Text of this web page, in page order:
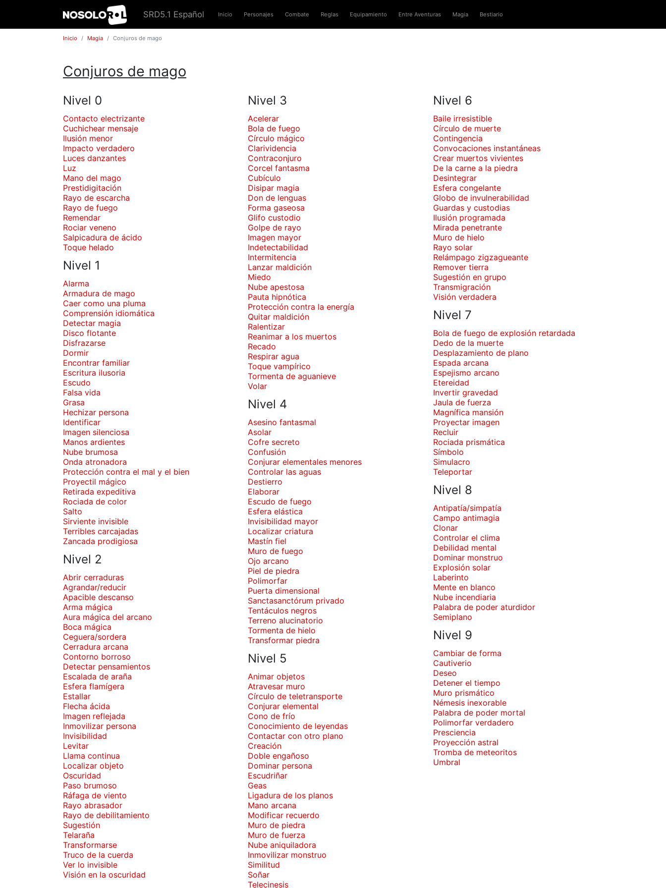
SRD5.1 Español Inicio Personajes Combate Reglas Equipamiento Entre Aventuras Magia Bestiario
Inicio Magia Conjuros de mago
Conjuros de mago
Nivel 0
Contacto electrizante
Cuchichear mensaje
Ilusión menor
Impacto verdadero
Luces danzantes
Luz
Mano del mago
Prestidigitación
Rayo de escarcha
Rayo de fuego
Remendar
Rociar veneno
Salpicadura de ácido
Toque helado
Nivel 1
Alarma
Armadura de mago
Caer como una pluma
Comprensión idiomática
Detectar magia
Disco flotante
Disfrazarse
Dormir
Encontrar familiar
Escritura ilusoria
Escudo
Falsa vida
Grasa
Hechizar persona
Identificar
Imagen silenciosa
Manos ardientes
Nube brumosa
Onda atronadora
Protección contra el mal y el bien
Proyectil mágico
Retirada expeditiva
Rociada de color
Salto
Sirviente invisible
Terribles carcajadas
Zancada prodigiosa
Nivel 2
Abrir cerraduras
Agrandar/reducir
Apacible descanso
Arma mágica
Aura mágica del arcano
Boca mágica
Ceguera/sordera
Cerradura arcana
Contorno borroso
Detectar pensamientos
Escalada de araña
Esfera flamígera
Estallar
Flecha ácida
Imagen reflejada
Inmovilizar persona
Invisibilidad
Levitar
Llama continua
Localizar objeto
Oscuridad
Paso brumoso
Ráfaga de viento
Rayo abrasador
Rayo de debilitamiento
Sugestión
Telaraña
Transformarse
Truco de la cuerda
Ver lo invisible
Visión en la oscuridad
Nivel 3
Acelerar
Bola de fuego
Círculo mágico
Clarividencia
Contraconjuro
Corcel fantasma
Cubículo
Disipar magia
Don de lenguas
Forma gaseosa
Glifo custodio
Golpe de rayo
Imagen mayor
Indetectabilidad
Intermitencia
Lanzar maldición
Miedo
Nube apestosa
Pauta hipnótica
Protección contra la energía
Quitar maldición
Ralentizar
Reanimar a los muertos
Recado
Respirar agua
Toque vampírico
Tormenta de aguanieve
Volar
Nivel 4
Asesino fantasmal
Asolar
Cofre secreto
Confusión
Conjurar elementales menores
Controlar las aguas
Destierro
Elaborar
Escudo de fuego
Esfera elástica
Invisibilidad mayor
Localizar criatura
Mastín fiel
Muro de fuego
Ojo arcano
Piel de piedra
Polimorfar
Puerta dimensional
Sanctasanctórum privado
Tentáculos negros
Terreno alucinatorio
Tormenta de hielo
Transformar piedra
Nivel 5
Animar objetos
Atravesar muro
Círculo de teletransporte
Conjurar elemental
Cono de frío
Conocimiento de leyendas
Contactar con otro plano
Creación
Doble engañoso
Dominar persona
Escudriñar
Geas
Ligadura de los planos
Mano arcana
Modificar recuerdo
Muro de piedra
Muro de fuerza
Nube aniquiladora
Inmovilizar monstruo
Similitud
Soñar
Telecinesis
Nivel 6
Baile irresistible
Círculo de muerte
Contingencia
Convocaciones instantáneas
Crear muertos vivientes
De la carne a la piedra
Desintegrar
Esfera congelante
Globo de invulnerabilidad
Guardas y custodias
Ilusión programada
Mirada penetrante
Muro de hielo
Rayo solar
Relámpago zigzagueante
Remover tierra
Sugestión en grupo
Transmigración
Visión verdadera
Nivel 7
Bola de fuego de explosión retardada
Dedo de la muerte
Desplazamiento de plano
Espada arcana
Espejismo arcano
Etereidad
Invertir gravedad
Jaula de fuerza
Magnífica mansión
Proyectar imagen
Recluir
Rociada prismática
Símbolo
Simulacro
Teleportar
Nivel 8
Antipatía/simpatía
Campo antimagia
Clonar
Controlar el clima
Debilidad mental
Dominar monstruo
Explosión solar
Laberinto
Mente en blanco
Nube incendiaria
Palabra de poder aturdidor
Semiplano
Nivel 9
Cambiar de forma
Cautiverio
Deseo
Detener el tiempo
Muro prismático
Némesis inexorable
Palabra de poder mortal
Polimorfar verdadero
Presciencia
Proyección astral
Tromba de meteoritos
Umbral